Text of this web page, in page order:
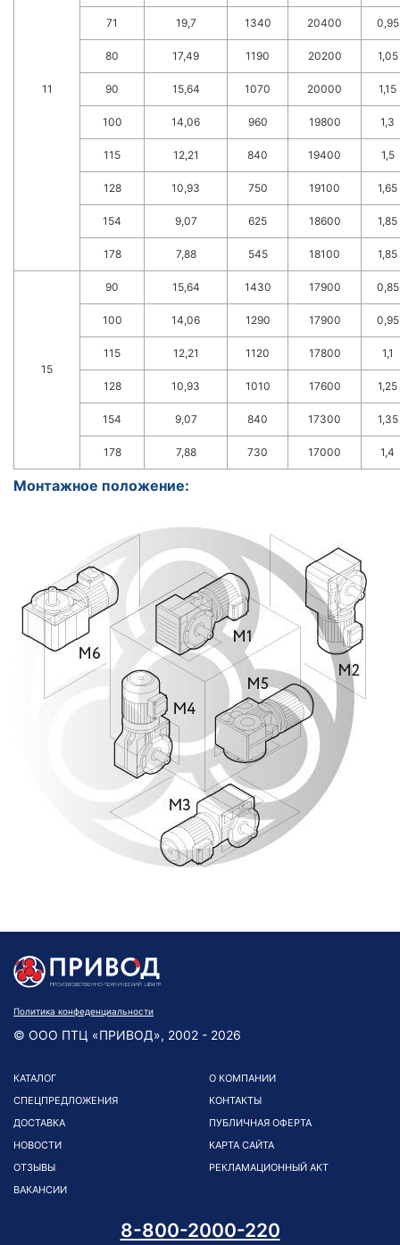
11
71 19,7 1340 20400 0,95
80 17,49 1190 20200 1,05
90 15,64 1070 20000 1,15
100 14,06 960 19800 1,3
115 12,21 840 19400 1,5
128 10,93 750 19100 1,65
154 9,07 625 18600 1,85
178 7,88 545 18100 1,85
15
90 15,64 1430 17900 0,85
100 14,06 1290 17900 0,95
115 12,21 1120 17800 1,1
128 10,93 1010 17600 1,25
154 9,07 840 17300 1,35
178 7,88 730 17000 1,4
Монтажное положение:
Политика конфеденциальности
© ООО ПТЦ «ПРИВОД», 2002 - 2026
КАТАЛОГ
СПЕЦПРЕДЛОЖЕНИЯ
ДОСТАВКА
НОВОСТИ
ОТЗЫВЫ
ВАКАНСИИ
О КОМПАНИИ
КОНТАКТЫ
ПУБЛИЧНАЯ ОФЕРТА
КАРТА САЙТА
РЕКЛАМАЦИОННЫЙ АКТ
8-800-2000-220